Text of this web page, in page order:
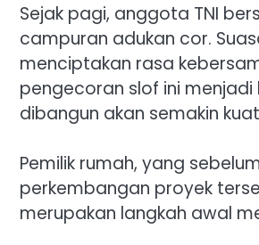
Sejak pagi, anggota TNI
campuran adukan cor.
menciptakan rasa
pengecoran slof ini
dibangun akan semakin
Pemilik rumah, yang
perkembangan proyek
merupakan langkah awal